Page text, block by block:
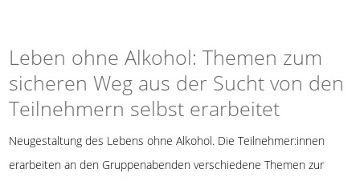
Leben ohne Alkohol: Themen zum
sicheren Weg aus der Sucht von den
Teilnehmern selbst erarbeitet
Neugestaltung des Lebens ohne Alkohol. Die Teilnehmer:innen
erarbeiten an den Gruppenabenden verschiedene Themen zur